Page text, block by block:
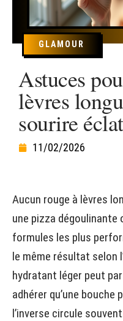
GLAMOUR
Astuces
lèvres
sourire
11/02/2026
Aucun rouge à lèvres
une pizza dégoulinante
formules les plus
le même résultat selon
hydratant léger peut
adhérer qu’une
l’inverse circule